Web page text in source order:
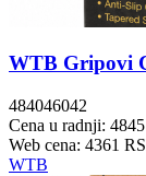
WTB Gripovi
484046042
Cena u radnji:
Web cena: 4361
WTB